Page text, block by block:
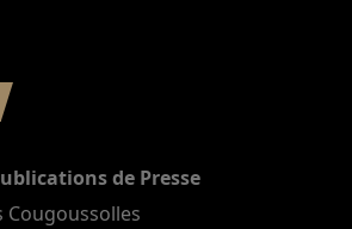
de Presse
Cougoussolles